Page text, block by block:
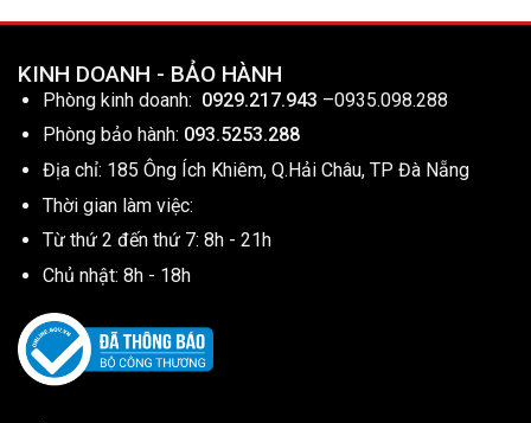
KINH DOANH - BẢO HÀNH
Phòng kinh doanh: 0929.217.943 –0935.098.288
Phòng bảo hành: 093.5253.288
Địa chỉ: 185 Ông Ích Khiêm, Q.Hải Châu, TP Đà Nẵng
Thời gian làm việc:
Từ thứ 2 đến thứ 7: 8h - 21h
Chủ nhật: 8h - 18h